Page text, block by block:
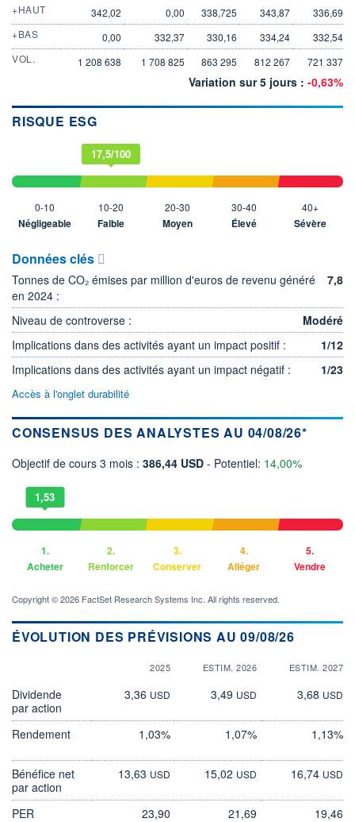
+HAUT
342,02 0,00 338,725 343,87
336,69
+BAS
0,00 332,37 330,16 334,24
332,54
VOL.
1 208 638 1 708 825 863 295 812 267 721 337
Variation sur 5 jours : -0,63%
RISQUE ESG
0-10
Négligeable
17,5/100
10-20
Faible
20-30
Moyen
30-40
Élevé
40+
Sévère
Données clés
Tonnes de CO₂ émises par million d'euros de revenu généré
en 2024 :
7,8
Niveau de controverse :
Modéré
Implications dans des activités ayant un impact positif :
1/12
Implications dans des activités ayant un impact négatif :
1/23
Accès à l'onglet durabilité
CONSENSUS DES ANALYSTES AU 04/08/26*
Objectif de cours 3 mois : 386,44 USD - Potentiel: 14,00%
1,53
1.
Acheter
2.
Renforcer
3.
Conserver
4.
Alléger
5.
Vendre
Copyright © 2026 FactSet Research Systems Inc. All rights reserved.
ÉVOLUTION DES PRÉVISIONS AU 09/08/26
2025 ESTIM. 2026 ESTIM. 2027
Dividende
par action
3,36 USD 3,49 USD 3,68 USD
Rendement 1,03% 1,07% 1,13%
Bénéfice net
par action
13,63 USD 15,02 USD 16,74 USD
PER 23,90 21,69 19,46